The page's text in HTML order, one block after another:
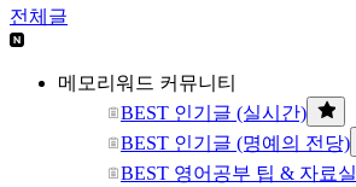
전체글
메모리워드 커뮤니티
BEST 인기글 (실시간)
BEST 인기글 (명예의 전당)
BEST 영어공부 팁 & 자료실